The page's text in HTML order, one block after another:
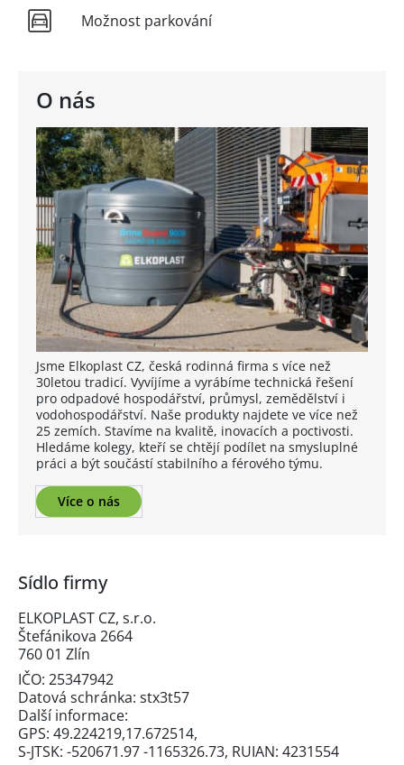
O nás
Jsme Elkoplast CZ, česká rodinná firma s více než
30letou tradicí. Vyvíjíme a vyrábíme technická řešení
pro odpadové hospodářství, průmysl, zemědělství i
vodohospodářství. Naše produkty najdete ve více než
25 zemích. Stavíme na kvalitě, inovacích a poctivosti.
Hledáme kolegy, kteří se chtějí podílet na smysluplné
práci a být součástí stabilního a férového týmu.
Více o nás
Možnost parkování
Sídlo firmy
ELKOPLAST CZ, s.r.o.
Štefánikova 2664
760 01 Zlín
IČO: 25347942
Datová schránka: stx3t57
Další informace:
GPS: 49.224219,17.672514,
S-JTSK: -520671.97 -1165326.73, RUIAN: 4231554